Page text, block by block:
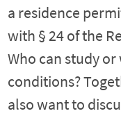
a residence
with § 24 of the
Who can study
conditions?
also want to